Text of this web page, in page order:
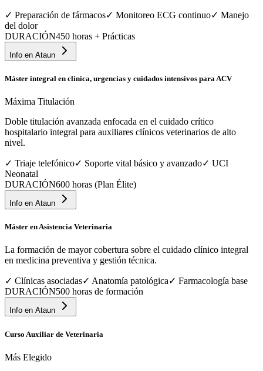
✓ Preparación de fármacos✓ Monitoreo ECG continuo✓ Manejo
del dolor
DURACIÓN450 horas + Prácticas
Info en Ataun
Máster integral en clínica, urgencias y cuidados intensivos para ACV
Máxima Titulación
Doble titulación avanzada enfocada en el cuidado crítico
hospitalario integral para auxiliares clínicos veterinarios de alto
nivel.
✓ Triaje telefónico✓ Soporte vital básico y avanzado✓ UCI
Neonatal
DURACIÓN600 horas (Plan Élite)
Info en Ataun
Máster en Asistencia Veterinaria
La formación de mayor cobertura sobre el cuidado clínico integral
en medicina preventiva y gestión técnica.
✓ Clínicas asociadas✓ Anatomía patológica✓ Farmacología base
DURACIÓN500 horas de formación
Info en Ataun
Curso Auxiliar de Veterinaria
Más Elegido